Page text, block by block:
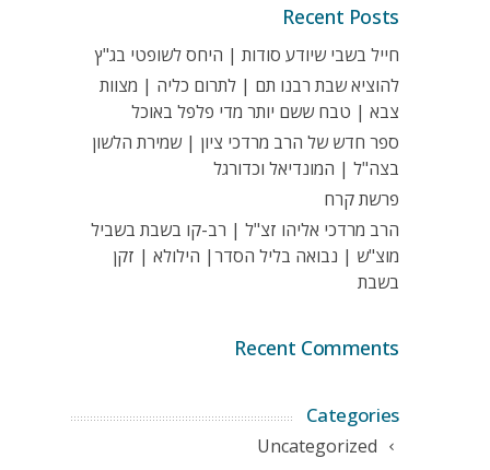
Recent Posts
חייל בשבי שיודע סודות | היחס לשופטי בג"ץ
להוציא שבת רבנו תם | לתרום כליה | מצוות
צבא | טבח ששם יותר מדי פלפל באוכל
ספר חדש של הרב מרדכי ציון | שמירת הלשון
בצה"ל | המונדיאל וכדורגל
פרשת קרח
הרב מרדכי אליהו זצ"ל | רב-קו בשבת בשביל
מוצ"ש | נבואה בליל הסדר| הילולא | זקן
בשבת
Recent Comments
Categories
Uncategorized